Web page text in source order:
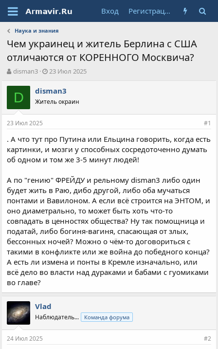
Вход Регистрация
Наука и знания
Чем украинец и житель Берлина с США
отличаются от КОРЕННОГО Москвича?
А
т
т
е
ы
disman3
Д
т
н
а
л
а
23 Июл 2025
D disman3
Житель окраин
23 Июл 2025 #1
. А что тут про Путина или Ельцина говорить, когда есть
картинки, и мозги у способных сосредоточенно думать
об одном и том же 3-5 минут людей!
А по "гению" ФРЕЙДУ и рельному disman3 либо один
будет жить в Раю, дибо другой, либо оба мучаться
понтами и Вавилоном. А если всё строится на ЭНТОМ, и
оно диаметрально, то может быть хоть что-то
совпадать в ценностях общества? Ну так помощница и
податай, либо богиня-вагиня, спасающая от злых,
бессонных ночей? Можно о чём-то договориться с
такими в конфликте или же война до победного конца?
А есть ли измена и понты в Кремле изначально, или
всё дело во власти над дураками и бабами с гуомиками
во главе?
Vlad
Наблюдатель... Команда форума
24 Июл 2025 #2